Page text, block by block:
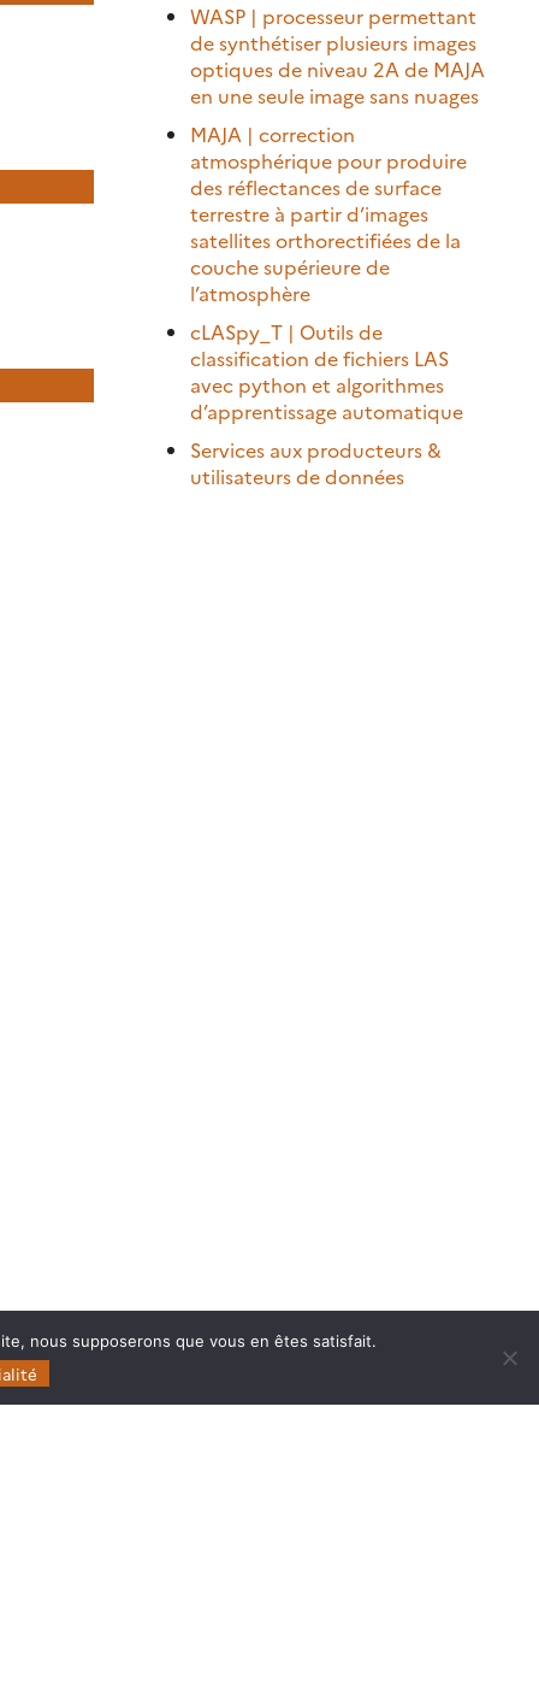
WASP | processeur permettant
de synthétiser plusieurs images
optiques de niveau 2A de MAJA
en une seule image sans nuages
MAJA | correction
atmosphérique pour produire
des réflectances de surface
terrestre à partir d’images
satellites orthorectifiées de la
couche supérieure de
l’atmosphère
cLASpy_T | Outils de
classification de fichiers LAS
avec python et algorithmes
d’apprentissage automatique
Services aux producteurs &
utilisateurs de données
nous supposerons que vous en êtes satisfait.